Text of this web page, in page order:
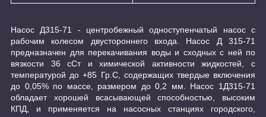
Насос Д315-71 - центробежный одноступенчатый насос с
рабочим колесом двустороннего входа. Насос Д 315-71
предназначен для перекачивания воды и сходных с ней по
вязкости 36 сСт и химической активности жидкостей, с
температурой до +85 Гр.С, содержащих твердые включения
до 0,05% по массе, размером до 0,2 мм. Насос 1Д315-71
обладает хорошей всасывающей способностью, высоким
КПД, и применяется на насосных станциях городского,